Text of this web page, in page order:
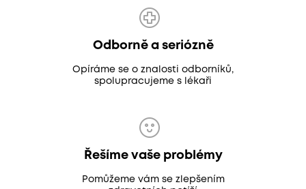
Odborně a seriózně
Opíráme se o znalosti odborníků,
spolupracujeme s lékaři
Řešíme vaše problémy
Pomůžeme vám se zlepšením